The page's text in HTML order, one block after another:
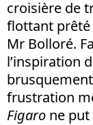
croisière de
flottant prêté
Mr Bolloré.
l’inspiration
frustration
Figaro ne put